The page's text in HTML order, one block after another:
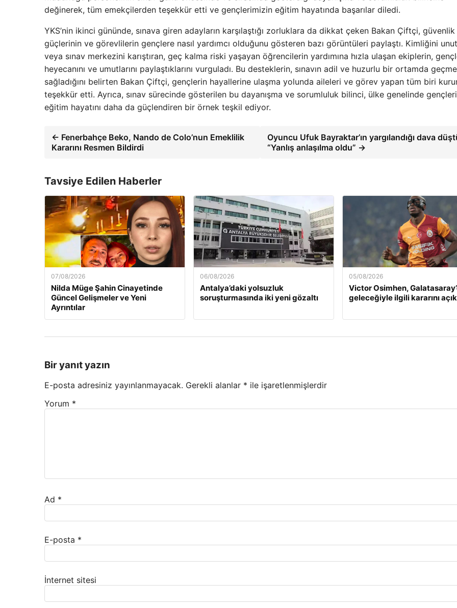
değinerek, tüm emekçilerden teşekkür etti ve gençlerimizin eğitim hayatında başarılar diledi.
YKS’nin ikinci gününde, sınava giren adayların karşılaştığı zorluklara da dikkat çeken Bakan Çiftçi, güvenlik
güçlerinin ve görevlilerin gençlere nasıl yardımcı olduğunu gösteren bazı görüntüleri paylaştı. Kimliğini
veya sınav merkezini karıştıran, geç kalma riski yaşayan öğrencilerin yardımına hızla ulaşan ekiplerin,
heyecanını ve umutlarını paylaştıklarını vurguladı. Bu desteklerin, sınavın adil ve huzurlu bir ortamda
sağladığını belirten Bakan Çiftçi, gençlerin hayallerine ulaşma yolunda aileleri ve görev yapan tüm biri
teşekkür etti. Ayrıca, sınav sürecinde gösterilen bu dayanışma ve sorumluluk bilinci, ülke genelinde
eğitim hayatını daha da güçlendiren bir örnek teşkil ediyor.
← Fenerbahçe Beko, Nando de Colo’nun Emeklilik
Kararını Resmen Bildirdi
Oyuncu Ufuk Bayraktar’ın yargılandığı dava
“Yanlış anlaşılma oldu” →
Tavsiye Edilen Haberler
07/08/2026
Nilda Müge Şahin Cinayetinde
Güncel Gelişmeler ve Yeni
Ayrıntılar
06/08/2026
Antalya’daki yolsuzluk
soruşturmasında iki yeni gözaltı
05/08/2026
Victor Osimhen,
geleceğiyle ilgili kararını
Bir yanıt yazın
E-posta adresiniz yayınlanmayacak. Gerekli alanlar * ile işaretlenmişlerdir
Yorum *
Ad *
E-posta *
İnternet sitesi